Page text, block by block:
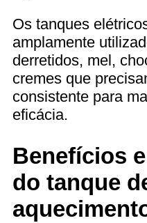
Os tanques
amplamente
derretidos, mel,
cremes que
consistente para
eficácia.
Benefícios
do tanque